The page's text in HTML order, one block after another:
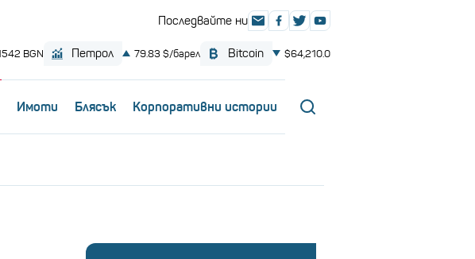
Имоти Блясък Корпоративни истории